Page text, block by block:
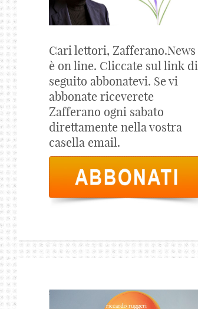
Cari lettori, Zafferano.News
è on line. Cliccate sul link di
seguito abbonatevi. Se vi
abbonate riceverete
Zafferano ogni sabato
direttamente nella vostra
casella email.